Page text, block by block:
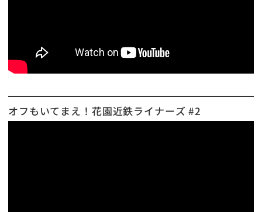
オフもいてまえ！花園近鉄ライナーズ #2